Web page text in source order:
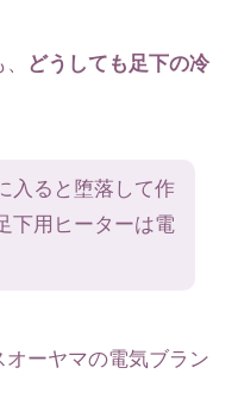
どうしても足下の冷
入ると堕落して作
下用ヒーターは電
ーヤマの電気ブラン